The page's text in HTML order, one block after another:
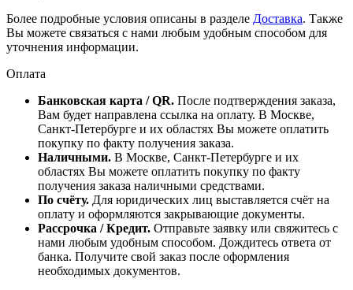
Более подробные условия описаны в разделе Доставка. Также
Вы можете связаться с нами любым удобным способом для
уточнения информации.
Оплата
Банковская карта / QR. После подтверждения заказа,
Вам будет направлена ссылка на оплату. В Москве,
Санкт-Петербурге и их областях Вы можете оплатить
покупку по факту получения заказа.
Наличными. В Москве, Санкт-Петербурге и их
областях Вы можете оплатить покупку по факту
получения заказа наличными средствами.
По счёту. Для юридических лиц выставляется счёт на
оплату и оформляются закрывающие документы.
Рассрочка / Кредит. Отправьте заявку или свяжитесь с
нами любым удобным способом. Дождитесь ответа от
банка. Получите свой заказ после оформления
необходимых документов.